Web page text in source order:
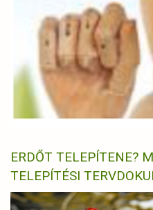
ERDŐT TELEPÍTENE?
TELEPÍTÉSI